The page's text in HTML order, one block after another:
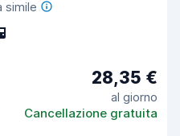
simile
28,35 €
al giorno
Cancellazione gratuita